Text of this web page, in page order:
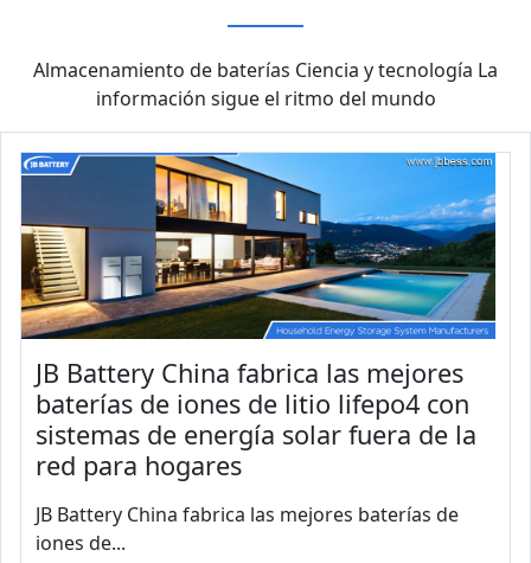
Almacenamiento de baterías Ciencia y tecnología La
información sigue el ritmo del mundo
JB Battery China fabrica las mejores
baterías de iones de litio lifepo4 con
sistemas de energía solar fuera de la
red para hogares
JB Battery China fabrica las mejores baterías de
iones de...